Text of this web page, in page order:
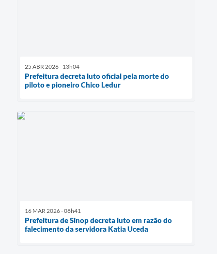
25 ABR 2026 - 13h04
Prefeitura decreta luto oficial pela morte do
piloto e pioneiro Chico Ledur
16 MAR 2026 - 08h41
Prefeitura de Sinop decreta luto em razão do
falecimento da servidora Katia Uceda